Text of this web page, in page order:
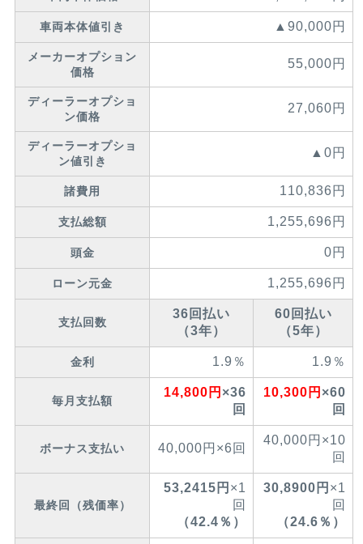
車両本体値引き ▲90,000円
メーカーオプション
価格
55,000円
ディーラーオプショ
ン価格
27,060円
ディーラーオプショ
ン値引き
▲0円
諸費用 110,836円
支払総額 1,255,696円
頭金 0円
ローン元金 1,255,696円
支払回数
36回払い
（3年）
60回払い
（5年）
金利 1.9％ 1.9％
毎月支払額
14,800円 ×36
回
10,300円 ×60
回
ボーナス支払い 40,000円×6回
40,000円×10
回
最終回（残価率）
53,2415円 ×1
回
（42.4 ％）
30,8900円 ×1
回
（24.6 ％）